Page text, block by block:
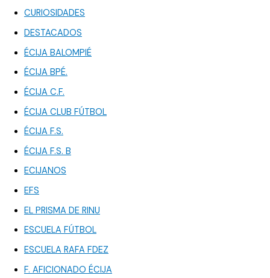
CURIOSIDADES
DESTACADOS
ÉCIJA BALOMPIÉ
ÉCIJA BPÉ.
ÉCIJA C.F.
ÉCIJA CLUB FÚTBOL
ÉCIJA F.S.
ÉCIJA F.S. B
ECIJANOS
EFS
EL PRISMA DE RINU
ESCUELA FÚTBOL
ESCUELA RAFA FDEZ
F. AFICIONADO ÉCIJA